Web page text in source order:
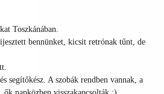
Toszkánában.
bennünket, kicsit retrónak tűnt, de
segítőkész. A szobák rendben vannak, a